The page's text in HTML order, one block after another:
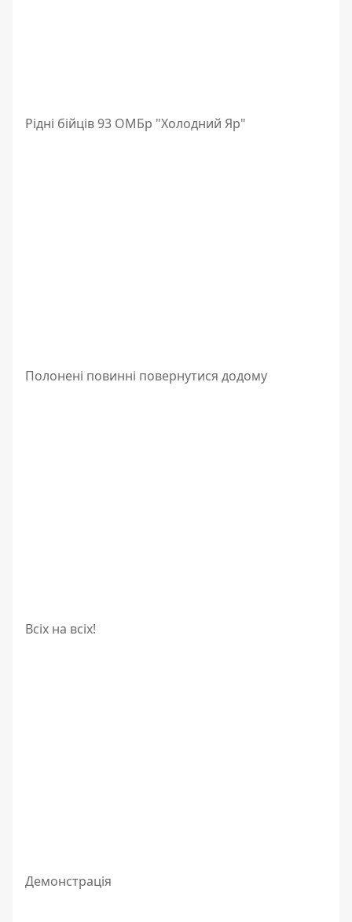
Рідні бійців 93 ОМБр "Холодний Яр"
Полонені повинні повернутися додому
Всіх на всіх!
Демонстрація